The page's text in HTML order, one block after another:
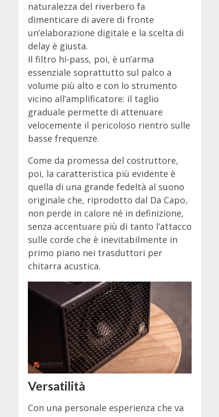
naturalezza del riverbero fa
dimenticare di avere di fronte
un’elaborazione digitale e la scelta di
delay è giusta.
Il filtro hi-pass, poi, è un’arma
essenziale soprattutto sul palco a
volume più alto e con lo strumento
vicino all’amplificatore: il taglio
graduale permette di attenuare
velocemente il pericoloso rientro sulle
basse frequenze.
Come da promessa del costruttore,
poi, la caratteristica più evidente è
quella di una grande fedeltà al suono
originale che, riprodotto dal Da Capo,
non perde in calore né in definizione,
senza accentuare più di tanto l’attacco
sulle corde che è inevitabilmente in
primo piano nei trasduttori per
chitarra acustica.
Versatilità
Con una personale esperienza che va